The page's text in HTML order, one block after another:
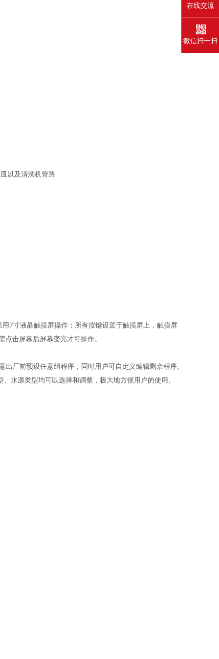
以及清洗机管路
寸液晶触摸屏操作；所有按键设置于触摸屏上，触摸屏
击屏幕后屏幕变亮才可操作。
前预设任意组程序，同时用户可自定义编辑剩余程序。
水源类型均可以选择和调整，极大地方便用户的使用。
在线交流
微信扫一扫